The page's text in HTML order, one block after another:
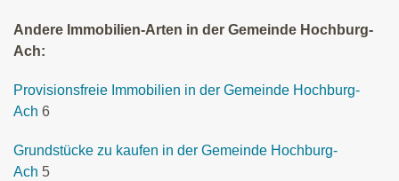
Andere Immobilien-Arten in der Gemeinde Hochburg-
Ach:
Provisionsfreie Immobilien in der Gemeinde Hochburg-
Ach 6
Grundstücke zu kaufen in der Gemeinde Hochburg-
Ach 5